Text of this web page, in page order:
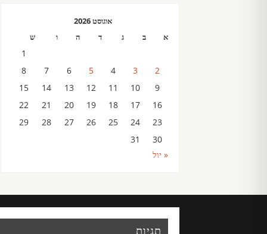
אוגוסט 2026
א
ב ג ד ה ו ש
1
2
3
4
5
6
7
8
9
10
11
12
13
14
15
16
17
18
19
20
21
22
23
24
25
26
27
28
29
30
31
« יול
תגיות